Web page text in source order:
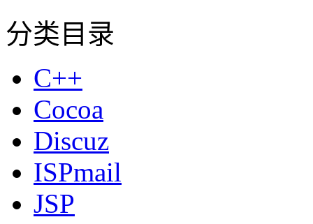
分类目录
C++
Cocoa
Discuz
ISPmail
JSP